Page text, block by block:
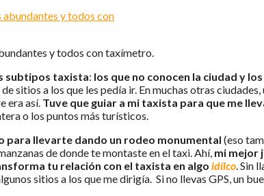
y todos con taxímetro.
subtipos taxista: los que no conocen la ciudad y
sitios a los que les pedía ir. En muchas otras
era así. Tuve que guiar a mi taxista para que me
o los puntos más turísticos.
para llevarte dando un rodeo monumental (eso
de donde te montaste en el taxi. Ahí, mi mejor
tu relación con el taxista en algo idílco. Sin
sitios a los que me dirigía. Si no llevas GPS, un